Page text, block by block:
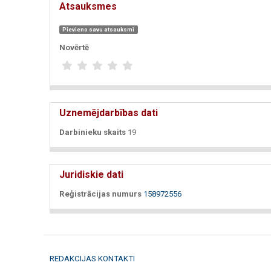
Atsauksmes
Pievieno savu atsauksmi
Novērtē
Uznemējdarbības dati
Darbinieku skaits 19
Juridiskie dati
Reģistrācijas numurs 158972556
REDAKCIJAS KONTAKTI